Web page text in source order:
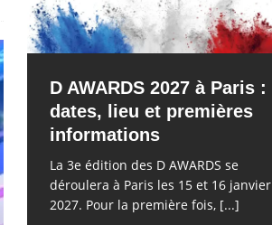
D AWARDS 2027 à Paris :
dates, lieu et premières
informations
La 3e édition des D AWARDS se
déroulera à Paris les 15 et 16 janvier
2027. Pour la première fois, [...]